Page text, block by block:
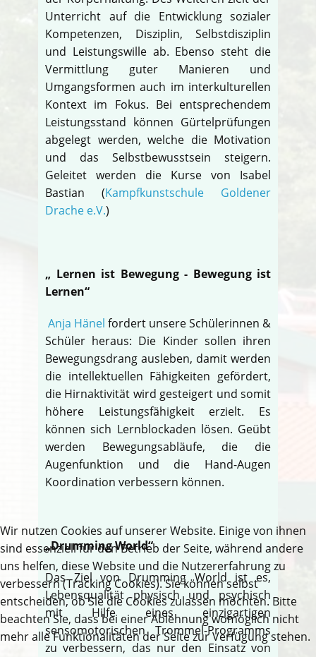
Unterricht auf die Entwicklung sozialer
Kompetenzen, Disziplin, Selbstdisziplin
und Leistungswille ab. Ebenso steht die
Vermittlung guter Manieren und
Umgangsformen auch im interkulturellen
Kontext im Fokus. Bei entsprechendem
Leistungsstand können Gürtelprüfungen
abgelegt werden, welche die Motivation
und das Selbstbewusstsein steigern.
Geleitet werden die Kurse von Isabel
Bastian (Kampfkunstschule Goldener
Drache e.V.)
„ Lernen ist Bewegung - Bewegung ist
Lernen“
Anja Hänel fordert unsere Schülerinnen &
Schüler heraus: Die Kinder sollen ihren
Bewegungsdrang ausleben, damit werden
die intellektuellen Fähigkeiten gefördert,
die Hirnaktivität wird gesteigert und somit
höhere Leistungsfähigkeit erzielt. Es
können sich Lernblockaden lösen. Geübt
werden Bewegungsabläufe, die die
Augenfunktion und die Hand-Augen
Koordination verbessern können.
„Drumming World“
Das Ziel von Drumming World ist es,
Lebensqualität physisch und psychisch
mit Hilfe eines einzigartigen
sensomotorischen Trommel-Programms
zu verbessern, das nur den Einsatz von
Wir nutzen Cookies auf unserer Website. Einige von ihnen
sind essenziell für den Betrieb der Seite, während andere
uns helfen, diese Website und die Nutzererfahrung zu
verbessern (Tracking Cookies). Sie können selbst
entscheiden, ob Sie die Cookies zulassen möchten. Bitte
beachten Sie, dass bei einer Ablehnung womöglich nicht
mehr alle Funktionalitäten der Seite zur Verfügung stehen.